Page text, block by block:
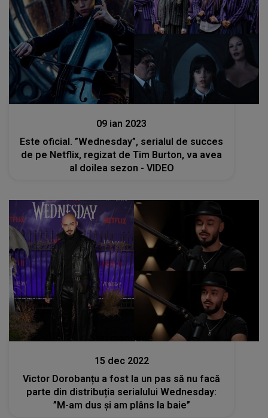
Stiri
09 ian 2023
Este oficial. ”Wednesday”, serialul de succes
de pe Netflix, regizat de Tim Burton, va avea
al doilea sezon - VIDEO
Stiri mondene
15 dec 2022
Victor Dorobanțu a fost la un pas să nu facă
parte din distribuția serialului Wednesday:
”M-am dus și am plâns la baie”